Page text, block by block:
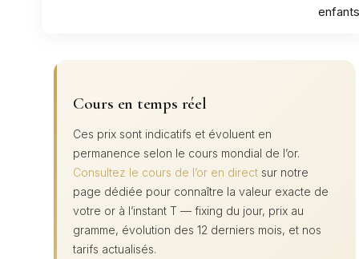
enfants
Cours en temps réel
Ces prix sont indicatifs et évoluent en
permanence selon le cours mondial de l’or.
Consultez le cours de l’or en directsur notre
page dédiée pour connaître la valeur exacte de
votre or à l’instant T — fixing du jour, prix au
gramme, évolution des 12 derniers mois, et nos
tarifs actualisés.